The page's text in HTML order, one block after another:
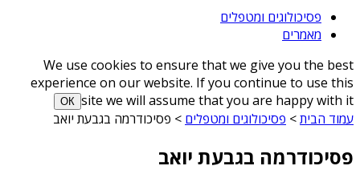
פסיכולוגים ומטפלים
מאמרים
We use cookies to ensure that we give you the best
experience on our website. If you continue to use this
site we will assume that you are happy with it
ОК
עמוד הבית> פסיכולוגים ומטפלים > פסיכודרמה בגבעת יואב
פסיכודרמה בגבעת יואב